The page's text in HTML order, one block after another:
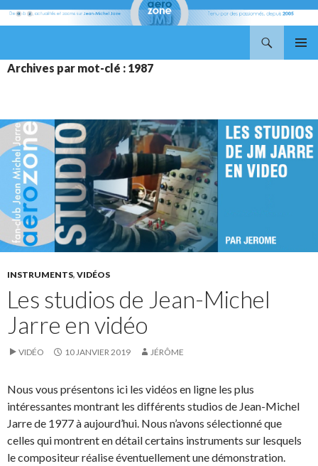
AU
Archives par mot-clé : 1987
INSTRUMENTS, VIDÉOS
Les studios de Jean-Michel
Jarre en vidéo
VIDÉO 10 JANVIER 2019 JÉRÔME
Nous vous présentons ici les vidéos en ligne les plus
intéressantes montrant les différents studios de Jean-Michel
Jarre de 1977 à aujourd’hui. Nous n’avons sélectionné que
celles qui montrent en détail certains instruments sur lesquels
le compositeur réalise éventuellement une démonstration.